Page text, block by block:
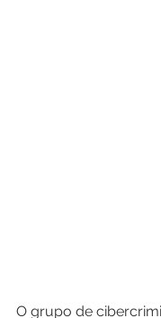
O grupo de